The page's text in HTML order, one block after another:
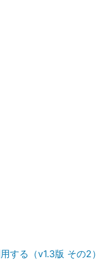
する（v1.3版 その2）